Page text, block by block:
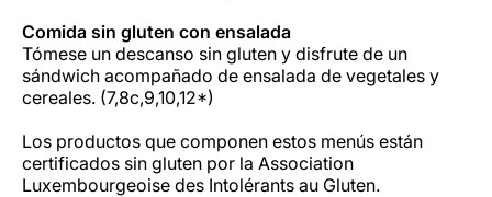
Comida sin gluten con ensalada
Tómese un descanso sin gluten y disfrute de un
sándwich acompañado de ensalada de vegetales y
cereales. (7,8c,9,10,12*)
Los productos que componen estos menús están
certificados sin gluten por la Association
Luxembourgeoise des Intolérants au Gluten.